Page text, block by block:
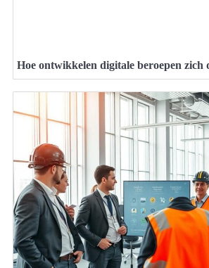
Hoe ontwikkelen digitale beroepen zich